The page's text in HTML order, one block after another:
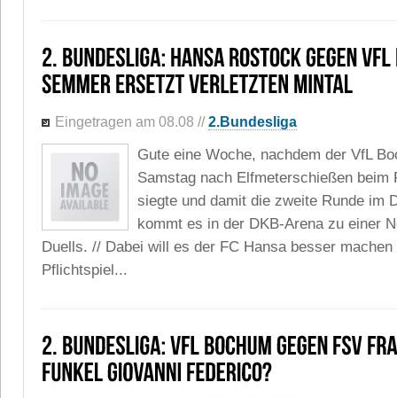
Eingetragen am 08.08 //2.Bundesliga
Gute eine Woche, nachdem der VfL
Samstag nach Elfmeterschießen beim
siegte und damit die zweite Runde im
kommt es in der DKB-Arena zu einer
Duells. // Dabei will es der FC Hansa besser
Pflichtspiel...